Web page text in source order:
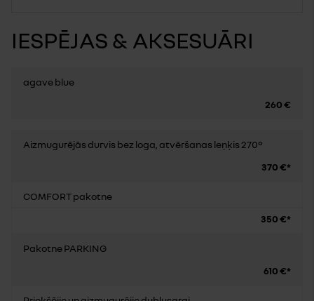
IESPĒJAS & AKSESUĀRI
agave blue
260 €
Aizmugurējās durvis bez loga, atvēršanas leņķis 270°
370 €*
COMFORT pakotne
350 €*
Pakotne PARKING
610 €*